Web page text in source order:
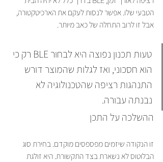
הטבעי שלו. אפשר לנסות לעקם את הארכיטקטורה,
אבל זו לרוב התחלה של כאב מיותר.
טעות תכנון נפוצה היא לבחור BLE רק כי
הוא חסכוני, ואז לגלות שהמוצר דורש
התנהגות רציפה שהטכנולוגיה לא
נבנתה עבורה.
ההשלכה על התכן
זו הנקודה שיזמים מפספסים מוקדם. בחירת סוג
הבלוטוס לא נשארת בצד התקשורת. היא זולגת